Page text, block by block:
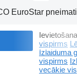
EuroStar
vispirms
Izlaiduma
vispirms
vecākie